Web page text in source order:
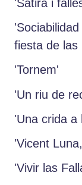
'Sàtira i
fiesta de las
'Tornem'
'Un riu de
'Una crida a
'Vicent
'Vivir las